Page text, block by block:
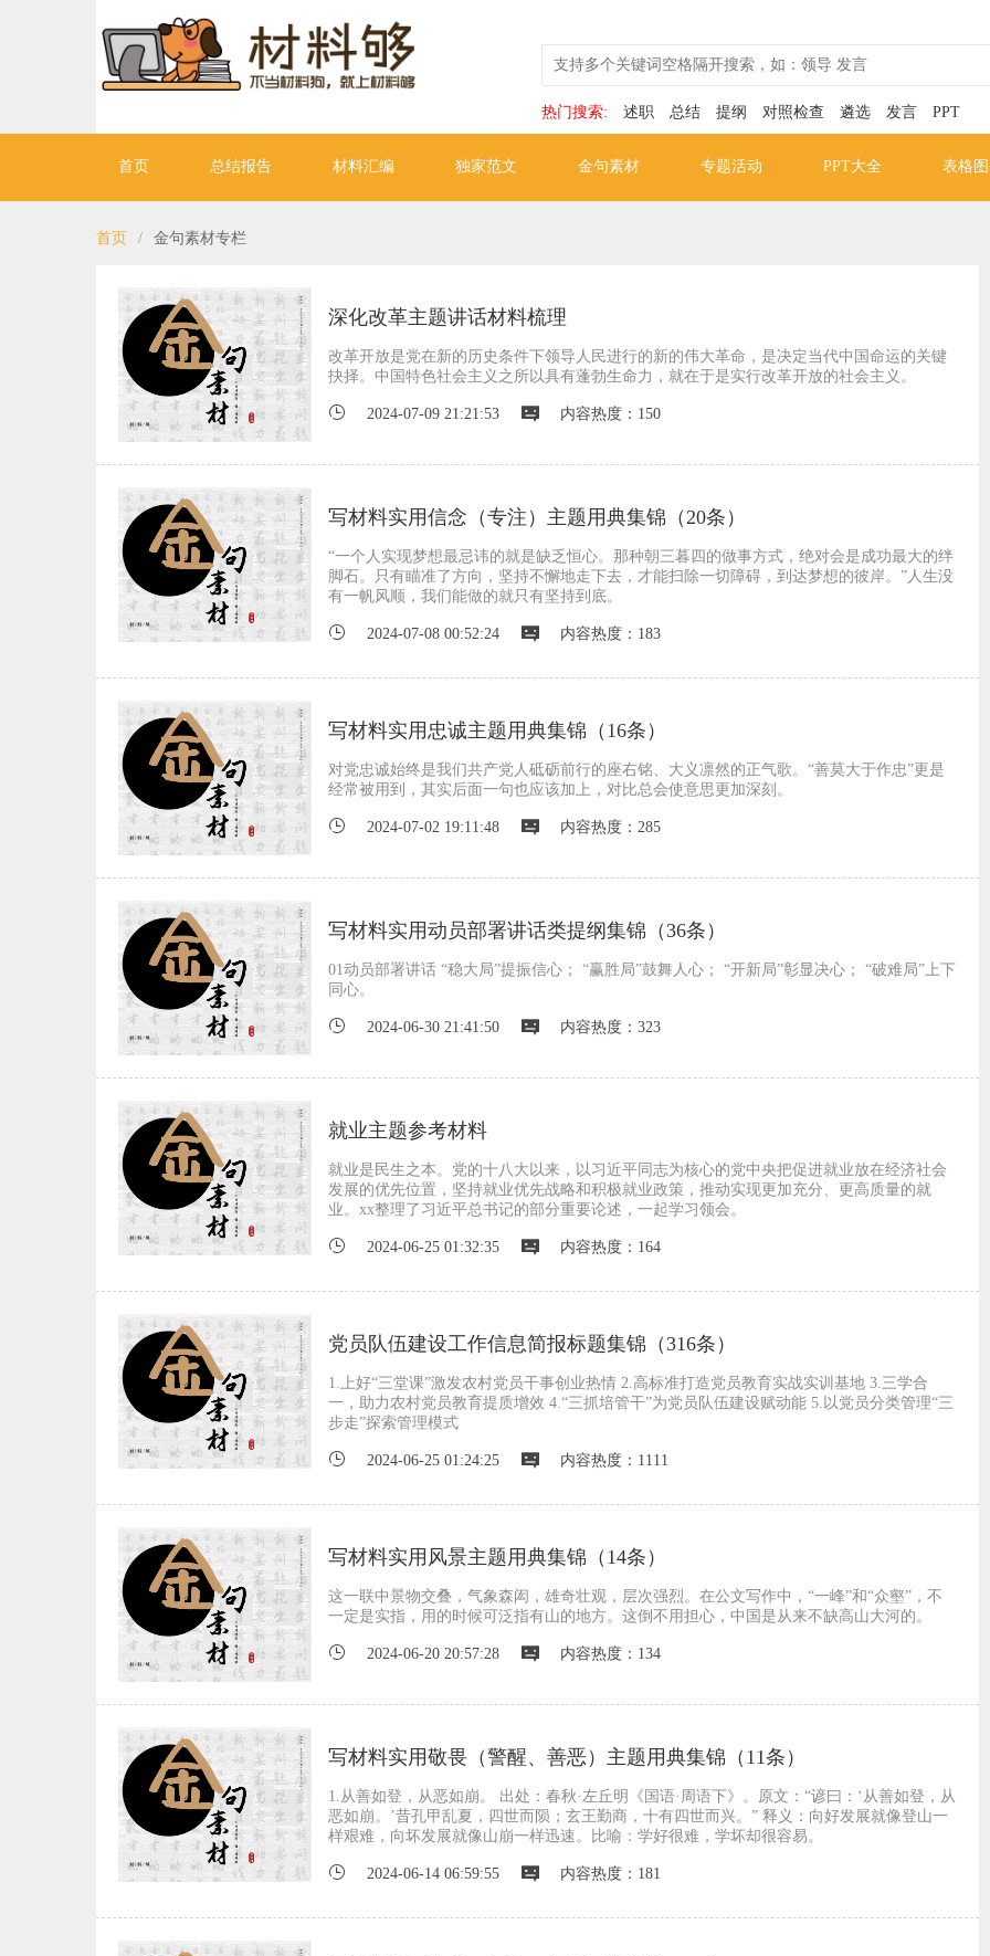
热门搜索: 述职 总结 提纲 对照检查 遴选 发言 PPT
首页 总结报告 材料汇编 独家范文 金句素材 专题活动 PPT大全 表格
首页 / 金句素材专栏
深化改革主题讲话材料梳理
改革开放是党在新的历史条件下领导人民进行的新的伟大革命，是决定当代中国命运的关键
抉择。中国特色社会主义之所以具有蓬勃生命力，就在于是实行改革开放的社会主义。
2024-07-09 21:21:53 内容热度：150
写材料实用信念（专注）主题用典集锦（20条）
“一个人实现梦想最忌讳的就是缺乏恒心。那种朝三暮四的做事方式，绝对会是成功最大的绊
脚石。只有瞄准了方向，坚持不懈地走下去，才能扫除一切障碍，到达梦想的彼岸。”人生没
有一帆风顺，我们能做的就只有坚持到底。
2024-07-08 00:52:24 内容热度：183
写材料实用忠诚主题用典集锦（16条）
对党忠诚始终是我们共产党人砥砺前行的座右铭、大义凛然的正气歌。“善莫大于作忠”更是
经常被用到，其实后面一句也应该加上，对比总会使意思更加深刻。
2024-07-02 19:11:48 内容热度：285
写材料实用动员部署讲话类提纲集锦（36条）
01动员部署讲话 “稳大局”提振信心； “赢胜局”鼓舞人心； “开新局”彰显决心； “破难局”上下
同心。
2024-06-30 21:41:50 内容热度：323
就业主题参考材料
就业是民生之本。党的十八大以来，以习近平同志为核心的党中央把促进就业放在经济社会
发展的优先位置，坚持就业优先战略和积极就业政策，推动实现更加充分、更高质量的就
业。xx整理了习近平总书记的部分重要论述，一起学习领会。
2024-06-25 01:32:35 内容热度：164
党员队伍建设工作信息简报标题集锦（316条）
1.上好“三堂课”激发农村党员干事创业热情 2.高标准打造党员教育实战实训基地 3.三学合
一，助力农村党员教育提质增效 4.“三抓培管干”为党员队伍建设赋动能 5.以党员分类管理“三
步走”探索管理模式
2024-06-25 01:24:25 内容热度：1111
写材料实用风景主题用典集锦（14条）
这一联中景物交叠，气象森闳，雄奇壮观，层次强烈。在公文写作中，“一峰”和“众壑”，不
一定是实指，用的时候可泛指有山的地方。这倒不用担心，中国是从来不缺高山大河的。
2024-06-20 20:57:28 内容热度：134
写材料实用敬畏（警醒、善恶）主题用典集锦（11条）
1.从善如登，从恶如崩。 出处：春秋·左丘明《国语·周语下》。原文：“谚曰：‘从善如登，从
恶如崩。’昔孔甲乱夏，四世而陨；玄王勤商，十有四世而兴。” 释义：向好发展就像登山一
样艰难，向坏发展就像山崩一样迅速。比喻：学好很难，学坏却很容易。
2024-06-14 06:59:55 内容热度：181